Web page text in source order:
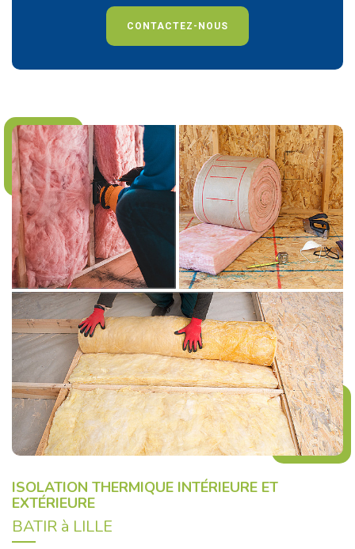
CONTACTEZ-NOUS
ISOLATION THERMIQUE INTÉRIEURE ET
EXTÉRIEURE
BATIR à LILLE